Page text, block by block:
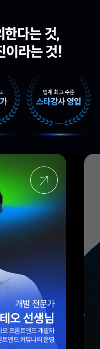
엑셀 전문가
범) 선생님
10년 이상 실무 경력
42만 팔로워 보유
그 ‘엑셀마왕’ 운영자